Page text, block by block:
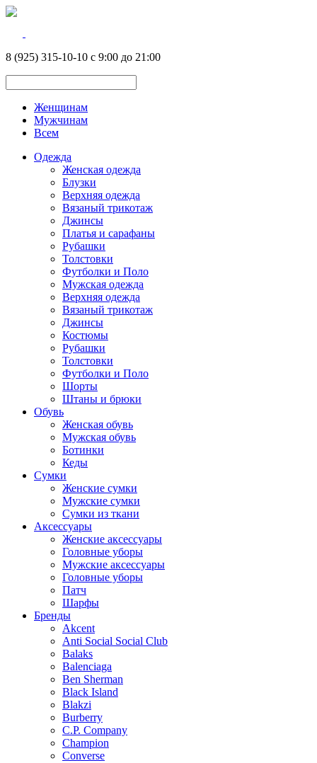
8 (925) 315-10-10 с 9:00 до 21:00
Женщинам
Мужчинам
Всем
Одежда
Женская одежда
Блузки
Верхняя одежда
Вязаный трикотаж
Джинсы
Платья и сарафаны
Рубашки
Толстовки
Футболки и Поло
Мужская одежда
Верхняя одежда
Вязаный трикотаж
Джинсы
Костюмы
Рубашки
Толстовки
Футболки и Поло
Шорты
Штаны и брюки
Обувь
Женская обувь
Мужская обувь
Ботинки
Кеды
Сумки
Женские сумки
Мужские сумки
Сумки из ткани
Аксессуары
Женские аксессуары
Головные уборы
Мужские аксессуары
Головные уборы
Патч
Шарфы
Бренды
Akcent
Anti Social Social Club
Balaks
Balenciaga
Ben Sherman
Black Island
Blakzi
Burberry
C.P. Company
Champion
Converse